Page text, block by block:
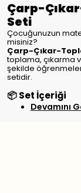
Çarp-
Seti
Çocuğunuzun
misiniz?
Çarp-Çıkar-
toplama, çıkarma
şekilde
setidir.
📦 Set İçeriği
Devamını